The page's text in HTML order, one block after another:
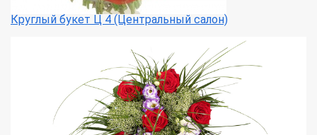
Круглый букет Ц 4 (Центральный салон)